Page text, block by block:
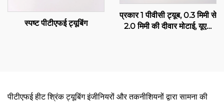
स्पष्ट पीटीएफई ट्यूबिंग
प्रकार 1 पीवीसी ट्यूब, 0.3 मिमी से
2.0 मिमी की दीवार मोटाई, यूएल
पीटीएफई हीट श्रिंक ट्यूबिंग इंजीनियरों और तकनीशियनों द्वारा सामना की